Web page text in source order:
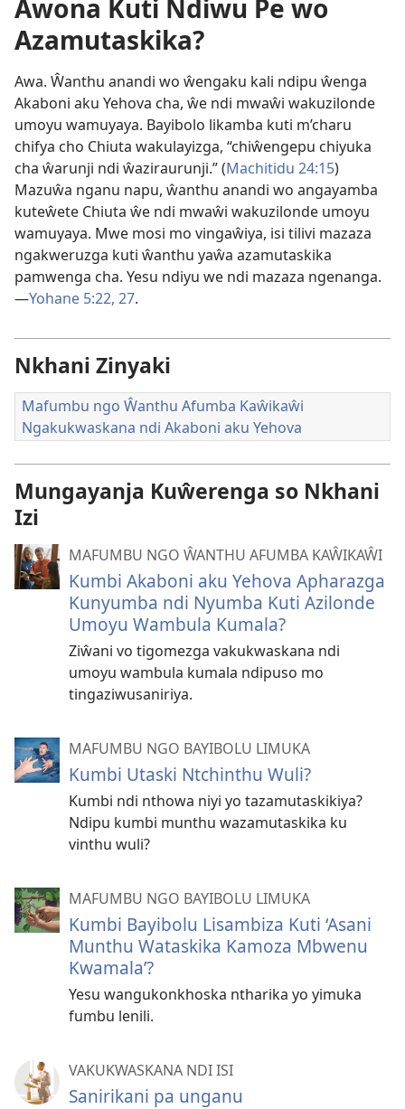
Awona Kuti Ndiwu Pe wo
Azamutaskika?
Awa. Ŵanthu anandi wo ŵengaku kali ndipu ŵenga
Akaboni aku Yehova cha, ŵe ndi mwaŵi wakuzilonde
umoyu wamuyaya. Bayibolo likamba kuti m’charu
chifya cho Chiuta wakulayizga, “chiŵengepu chiyuka
cha ŵarunji ndi ŵaziraurunji.” (Machitidu 24:15)
Mazuŵa nganu napu, ŵanthu anandi wo angayamba
kuteŵete Chiuta ŵe ndi mwaŵi wakuzilonde umoyu
wamuyaya. Mwe mosi mo vingaŵiya, isi tilivi mazaza
ngakweruzga kuti ŵanthu yaŵa azamutaskika
pamwenga cha. Yesu ndiyu we ndi mazaza ngenanga.
—Yohane 5:22, 27.
Nkhani Zinyaki
Mafumbu ngo Ŵanthu Afumba Kaŵikaŵi
Ngakukwaskana ndi Akaboni aku Yehova
Mungayanja Kuŵerenga so Nkhani
Izi
MAFUMBU NGO ŴANTHU AFUMBA KAŴIKAŴI
Kumbi Akaboni aku Yehova Apharazga
Kunyumba ndi Nyumba Kuti Azilonde
Umoyu Wambula Kumala?
Ziŵani vo tigomezga vakukwaskana ndi
umoyu wambula kumala ndipuso mo
tingaziwusaniriya.
MAFUMBU NGO BAYIBOLU LIMUKA
Kumbi Utaski Ntchinthu Wuli?
Kumbi ndi nthowa niyi yo tazamutaskikiya?
Ndipu kumbi munthu wazamutaskika ku
vinthu wuli?
MAFUMBU NGO BAYIBOLU LIMUKA
Kumbi Bayibolu Lisambiza Kuti ‘Asani
Munthu Wataskika Kamoza Mbwenu
Kwamala’?
Yesu wangukonkhoska ntharika yo yimuka
fumbu lenili.
VAKUKWASKANA NDI ISI
Sanirikani pa unganu